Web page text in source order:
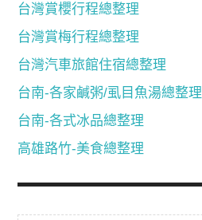
台灣賞櫻行程總整理
台灣賞梅行程總整理
台灣汽車旅館住宿總整理
台南-各家鹹粥/虱目魚湯總整理
台南-各式冰品總整理
高雄路竹-美食總整理